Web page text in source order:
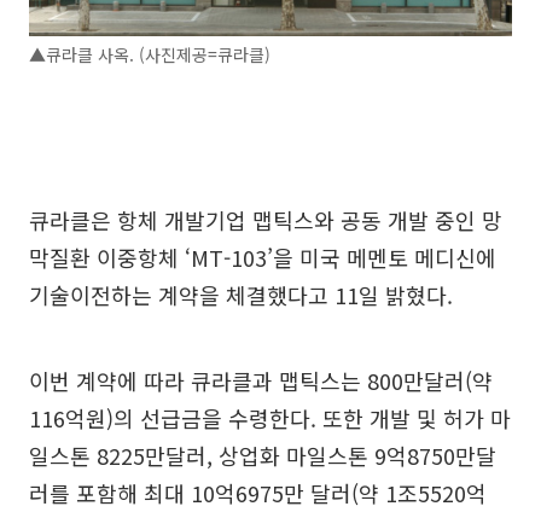
▲큐라클 사옥. (사진제공=큐라클)
큐라클은 항체 개발기업 맵틱스와 공동 개발 중인 망
막질환 이중항체 ‘MT-103’을 미국 메멘토 메디신에
기술이전하는 계약을 체결했다고 11일 밝혔다.
이번 계약에 따라 큐라클과 맵틱스는 800만달러(약
116억원)의 선급금을 수령한다. 또한 개발 및 허가 마
일스톤 8225만달러, 상업화 마일스톤 9억8750만달
러를 포함해 최대 10억6975만 달러(약 1조5520억